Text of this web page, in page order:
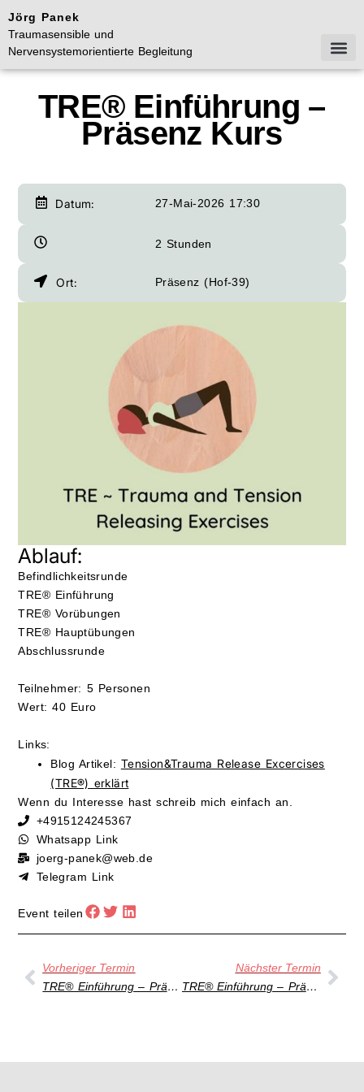
Jörg Panek
Traumasensible und
Nervensystemorientierte Begleitung
TRE® Einführung –
Präsenz Kurs
Datum: 27-Mai-2026 17:30
2 Stunden
Ort: Präsenz (Hof-39)
Ablauf:
Befindlichkeitsrunde
TRE® Einführung
TRE® Vorübungen
TRE® Hauptübungen
Abschlussrunde
Teilnehmer: 5 Personen
Wert: 40 Euro
Links:
Blog Artikel: Tension&Trauma Release Excercises
(TRE®) erklärt
Wenn du Interesse hast schreib mich einfach an.
+4915124245367
Whatsapp Link
joerg-panek@web.de
Telegram Link
Event teilen
Vorheriger Termin
TRE® Einführung – Präsenz Kurs
Nächster Termin
TRE® Einführung – Präsenz Kurs